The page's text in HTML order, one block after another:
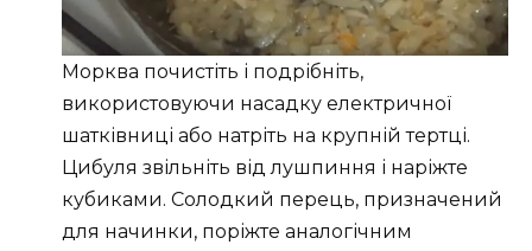
Морква почистіть і подрібніть,
використовуючи насадку електричної
шатківниці або натріть на крупній тертці.
Цибуля звільніть від лушпиння і наріжте
кубиками. Солодкий перець, призначений
для начинки, поріжте аналогічним